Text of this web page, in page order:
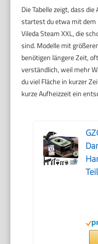
Die Tabelle zeigt, dass
startest du etwa mit dem
Vileda Steam XXL, die
sind. Modelle mit
benötigen längere Zeit,
verständlich, weil mehr
du viel Fläche in kurzer
kurze Aufheizzeit ein